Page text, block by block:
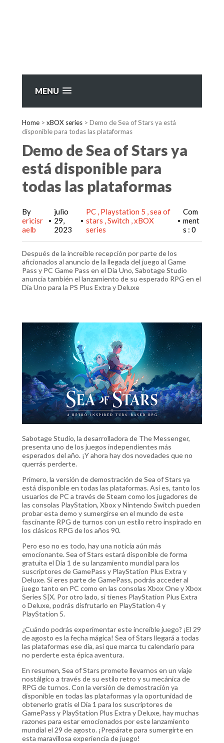
MENU
Home > xBOX series > Demo de Sea of Stars ya está
disponible para todas las plataformas
Demo de Sea of Stars ya
está disponible para
todas las plataformas
By
ericisr
aelb
•
julio
29,
2023
•
PC Playstation 5 sea of
stars Switch xBOX
series
•
Com
ment
s : 0
Después de la increíble recepción por parte de los
aficionados al anuncio de la llegada del juego al Game
Pass y PC Game Pass en el Día Uno, Sabotage Studio
anuncia también el lanzamiento de su esperado RPG en el
Día Uno para la PS Plus Extra y Deluxe
Sabotage Studio, la desarrolladora de The Messenger,
presenta uno de los juegos independientes más
esperados del año. ¡Y ahora hay dos novedades que no
querrás perderte.
Primero, la versión de demostración de Sea of Stars ya
está disponible en todas las plataformas. Así es, tanto los
usuarios de PC a través de Steam como los jugadores de
las consolas PlayStation, Xbox y Nintendo Switch pueden
probar esta demo y sumergirse en el mundo de este
fascinante RPG de turnos con un estilo retro inspirado en
los clásicos RPG de los años 90.
Pero eso no es todo, hay una noticia aún más
emocionante. Sea of Stars estará disponible de forma
gratuita el Día 1 de su lanzamiento mundial para los
suscriptores de GamePass y PlayStation Plus Extra y
Deluxe. Si eres parte de GamePass, podrás acceder al
juego tanto en PC como en las consolas Xbox One y Xbox
Series S|X. Por otro lado, si tienes PlayStation Plus Extra
o Deluxe, podrás disfrutarlo en PlayStation 4 y
PlayStation 5.
¿Cuándo podrás experimentar este increíble juego? ¡El 29
de agosto es la fecha mágica! Sea of Stars llegará a todas
las plataformas ese día, así que marca tu calendario para
no perderte esta épica aventura.
En resumen, Sea of Stars promete llevarnos en un viaje
nostálgico a través de su estilo retro y su mecánica de
RPG de turnos. Con la versión de demostración ya
disponible en todas las plataformas y la oportunidad de
obtenerlo gratis el Día 1 para los suscriptores de
GamePass y PlayStation Plus Extra y Deluxe, hay muchas
razones para estar emocionados por este lanzamiento
mundial el 29 de agosto. ¡Prepárate para sumergirte en
esta maravillosa experiencia de juego!